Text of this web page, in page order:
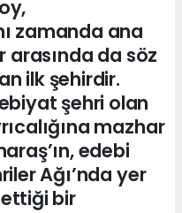
zamanda ana
arasında da söz
ilk şehirdir.
şehri olan
mazhar
edebi
Ağı’nda yer
bir